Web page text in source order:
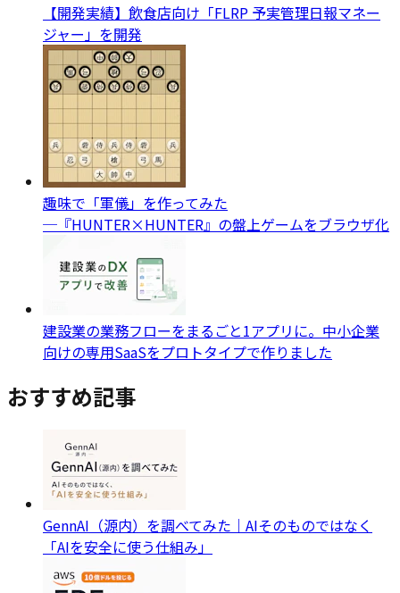
【開発実績】飲食店向け「FLRP 予実管理日報マネー
ジャー」を開発
趣味で「軍儀」を作ってみた
─『HUNTER×HUNTER』の盤上ゲームをブラウザ化
建設業の業務フローをまるごと1アプリに。中小企業
向けの専用SaaSをプロトタイプで作りました
おすすめ記事
GennAI（源内）を調べてみた｜AIそのものではなく
「AIを安全に使う仕組み」